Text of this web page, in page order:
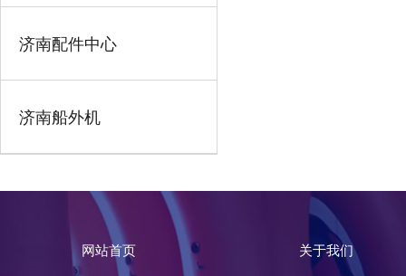
济南配件中心
济南船外机
网站首页 关于我们